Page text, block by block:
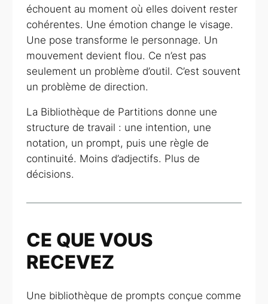
échouent au moment où elles doivent rester
cohérentes. Une émotion change le visage.
Une pose transforme le personnage. Un
mouvement devient flou. Ce n’est pas
seulement un problème d’outil. C’est souvent
un problème de direction.
La Bibliothèque de Partitions donne une
structure de travail : une intention, une
notation, un prompt, puis une règle de
continuité. Moins d’adjectifs. Plus de
décisions.
CE QUE VOUS
RECEVEZ
Une bibliothèque de prompts conçue comme